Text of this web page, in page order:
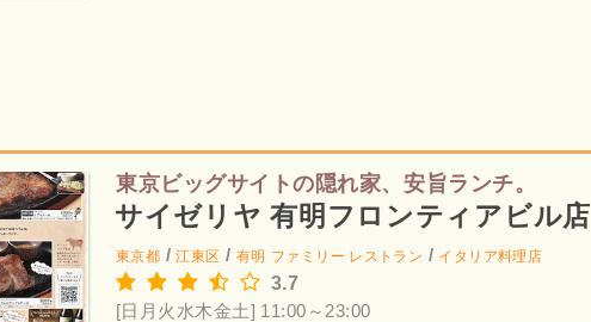
東京ビッグサイトの隠れ家、安旨ランチ。
サイゼリヤ 有明フロンティアビル店
東京都 /江東区 / 有明 ファミリー レストラン / イタリア料理店
3.7
[日月火水木金土] 11:00～23:00